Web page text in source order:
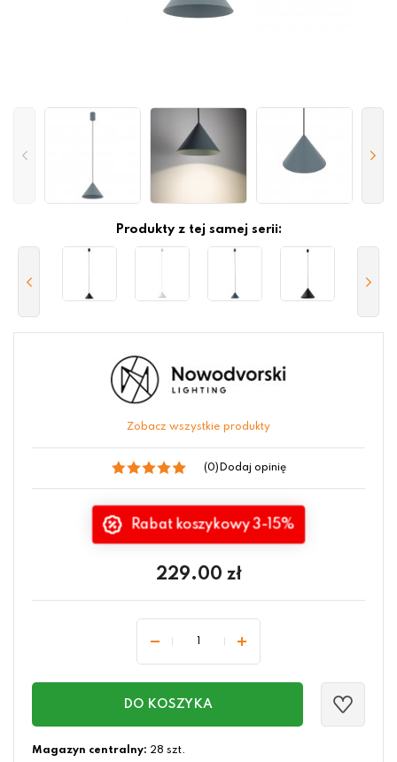
Produkty z tej samej serii:
Zobacz wszystkie produkty
(0) Dodaj opinię
Rabat koszykowy 3-15%
229.00 zł
DO KOSZYKA
Magazyn centralny: 28 szt.